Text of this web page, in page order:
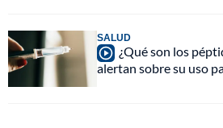
SALUD
¿Qué son los
alertan sobre su uso